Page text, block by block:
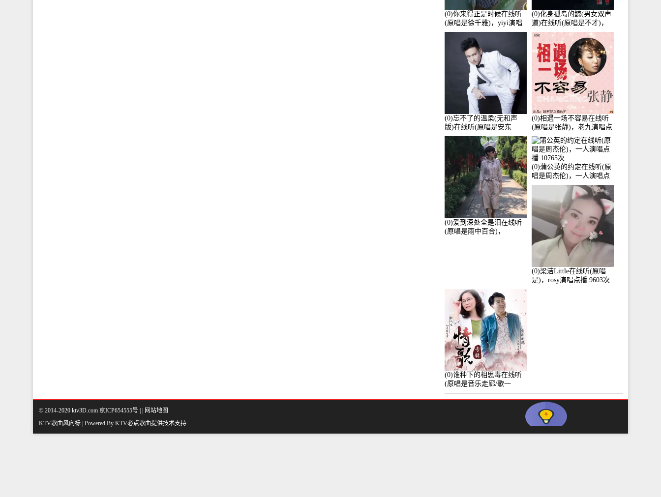
(0)你来得正是时候在线听
(原唱是徐千雅)，yiyi演唱
点播:21991次
(0)化身孤岛的鲸(男女双声
道)在线听(原唱是不才)，
HGBai演唱点播:19428次
(0)忘不了的温柔(无和声
版)在线听(原唱是安东
阳)，老九演唱点播:17392
次
(0)相遇一场不容易在线听
(原唱是张静)，老九演唱点
播:11453次
(0)爱到深处全是泪在线听
(原唱是雨中百合)，
(0)蒲公英的约定在线听(原
唱是周杰伦)，一人演唱点
播:10765次
(0)梁洁Little在线听(原唱
是)，rosy演唱点播:9603次
(0)谁种下的相思毒在线听
(原唱是音乐走廊/歌一
生)，小群演唱点播:8975次
© 2014-2020 ktv3D.com 京ICP654555号 |
网站地图
KTV歌曲风向标 | Powered By KTV必点歌曲提供技术支持